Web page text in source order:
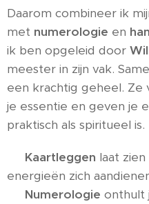
Daarom combineer ik
met numerologie en
ik ben opgeleid door
meester in zijn vak.
een krachtig geheel. Ze
je essentie en geven je
praktisch als spiritueel is.
Kaartleggen laat
energieën zich
Numerologie onthult